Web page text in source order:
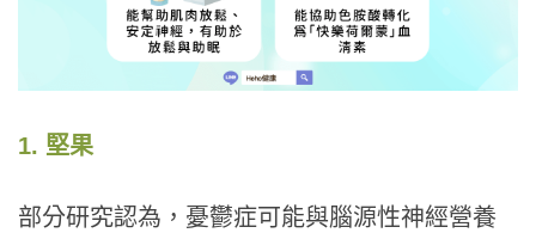
1. 堅果
部分研究認為，憂鬱症可能與腦源性神經營養